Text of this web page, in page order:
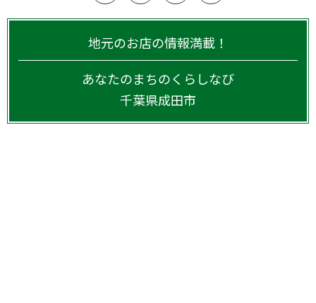
地元のお店の情報満載！
あなたのまちのくらしなび
千葉県成田市